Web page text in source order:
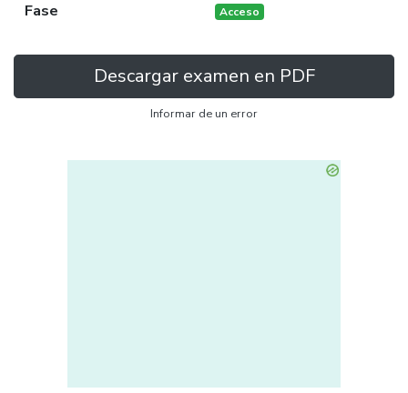
Fase Acceso
Descargar examen en PDF
Informar de un error